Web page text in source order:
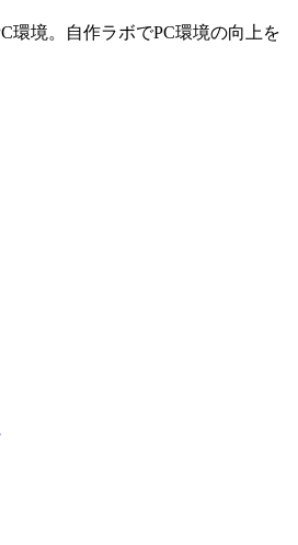
環境。 自作ラボでPC環境の向上を